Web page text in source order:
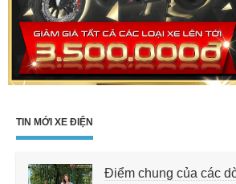
TIN MỚI XE ĐIỆN
Điểm chung của các